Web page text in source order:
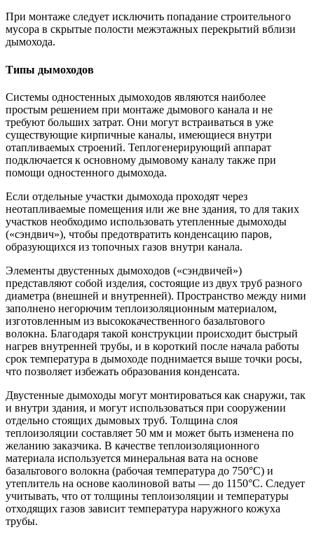
При монтаже следует исключить попадание строительного
мусора в скрытые полости межэтажных перекрытий вблизи
дымохода.
Типы дымоходов
Системы одностенных дымоходов являются наиболее
простым решением при монтаже дымового канала и не
требуют больших затрат. Они могут встраиваться в уже
существующие кирпичные каналы, имеющиеся внутри
отапливаемых строений. Теплогенерирующий аппарат
подключается к основному дымовому каналу также при
помощи одностенного дымохода.
Если отдельные участки дымохода проходят через
неотапливаемые помещения или же вне здания, то для таких
участков необходимо использовать утепленные дымоходы
(«сэндвич»), чтобы предотвратить конденсацию паров,
образующихся из топочных газов внутри канала.
Элементы двустенных дымоходов («сэндвичей»)
представляют собой изделия, состоящие из двух труб разного
диаметра (внешней и внутренней). Пространство между ними
заполнено негорючим теплоизоляционным материалом,
изготовленным из высококачественного базальтового
волокна. Благодаря такой конструкции происходит быстрый
нагрев внутренней трубы, и в короткий после начала работы
срок температура в дымоходе поднимается выше точки росы,
что позволяет избежать образования конденсата.
Двустенные дымоходы могут монтироваться как снаружи, так
и внутри здания, и могут использоваться при сооружении
отдельно стоящих дымовых труб. Толщина слоя
теплоизоляции составляет 50 мм и может быть изменена по
желанию заказчика. В качестве теплоизоляционного
материала используется минеральная вата на основе
базальтового волокна (рабочая температура до 750°С) и
утеплитель на основе каолиновой ваты — до 1150°С. Следует
учитывать, что от толщины теплоизоляции и температуры
отходящих газов зависит температура наружного кожуха
трубы.